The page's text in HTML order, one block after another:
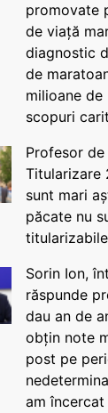
promovate
de viață
diagnostic
de
milioane de
scopuri
Profesor
Titularizare
sunt mari
păcate nu
titularizabile
Sorin Ion,
răspunde
dau an de
obțin note
post pe
am